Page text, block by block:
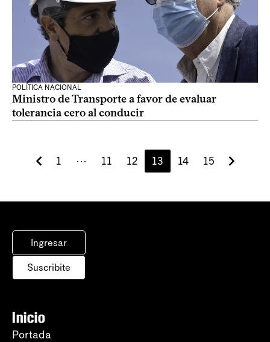
POLÍTICA NACIONAL
Ministro de Transporte a favor de evaluar
tolerancia cero al conducir
1 ⋯ 11 12 13 14 15
Ingresar
Suscribite
Inicio
Portada